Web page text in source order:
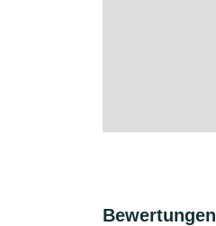
Bewertungen